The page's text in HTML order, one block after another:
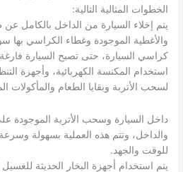
الخطوات المثالية التالية:
يتم إخلاء السيارة من الداخل بالكامل
والأغطية الموجودة وغطاء الكراسي بها
كراسي السيارة، حتى تصبح السيارة فارغة
استخدام المكنسة الكهربائية، وأجهزة
لسحب الأتربة وبقايا الطعام والمأكولات
داخل السيارة وسحب الأتربة الموجودة
والداخل، وتتم هذه العملية بسهولة
للوقت والجهد.
يتم استخدام أجهزة البخار الحديثة